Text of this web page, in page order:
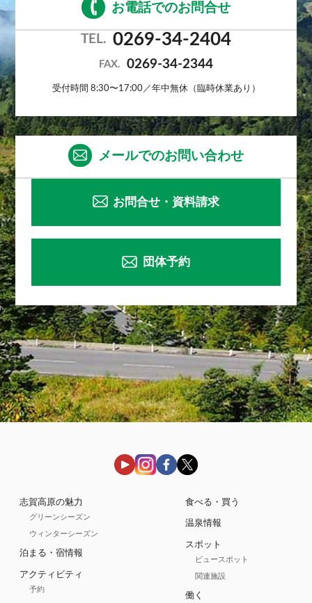
お電話でのお問合せ
TEL. 0269-34-2404
FAX. 0269-34-2344
受付時間 8:30〜17:00／年中無休（臨時休業あり）
メールでのお問い合わせ
お問合せ・資料請求
団体予約
志賀高原の魅力
グリーンシーズン
ウィンターシーズン
泊まる・宿情報
アクティビティ
予約
食べる・買う
温泉情報
スポット
ビュースポット
関連施設
働く